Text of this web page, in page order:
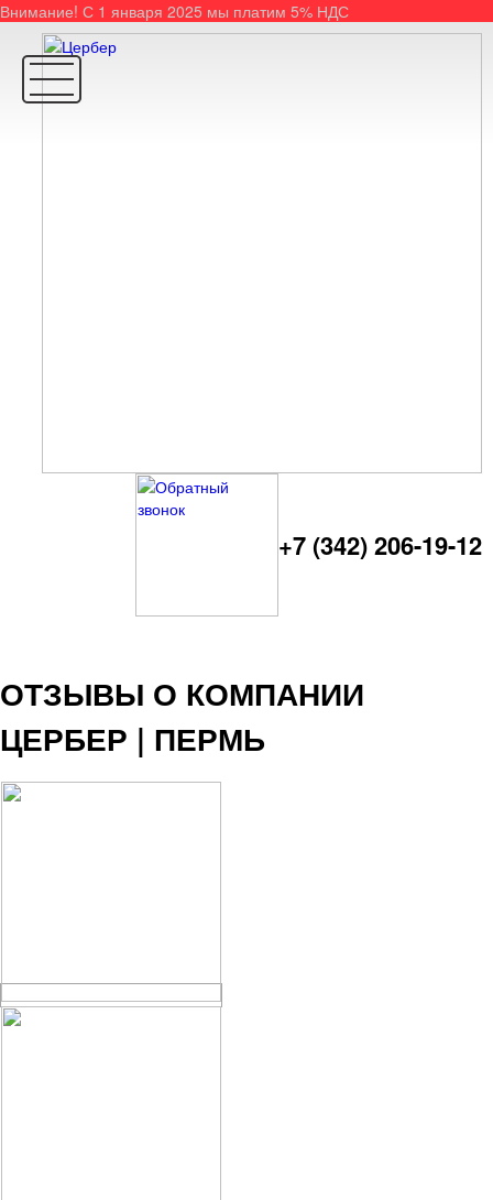
Внимание! С 1 января 2025 мы платим 5% НДС
+7 (342) 206-19-12
ОТЗЫВЫ О КОМПАНИИ
ЦЕРБЕР | ПЕРМЬ